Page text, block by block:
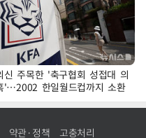
신 주목한 '축구협회 성접대 의
'…2002 한일월드컵까지 소환
약관·정책 고충처리